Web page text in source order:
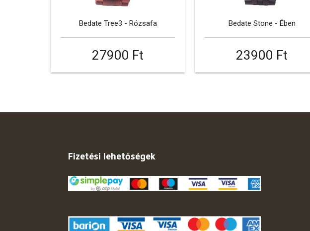
Bedate Tree3 - Rózsafa
27900 Ft
Bedate Stone - Ében
23900 Ft
Fizetési lehetőségek